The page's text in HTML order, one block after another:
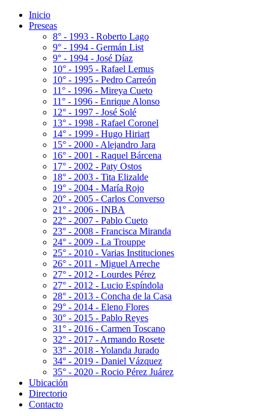
Inicio
Preseas
8° - 1993 - Roberto Lago
9° - 1994 - Germán List
9° - 1994 - José Díaz
10° - 1995 - Rafael Lemus
10° - 1995 - Pedro Carreón
11° - 1996 - Mireya Cueto
11° - 1996 - Enrique Alonso
12° - 1997 - José Solé
13° - 1998 - Rafael Coronel
14° - 1999 - Hugo Hiriart
15° - 2000 - Alejandro Jara
16° - 2001 - Raquel Bárcena
17° - 2002 - Paty Ostos
18° - 2003 - Tita Elizalde
19° - 2004 - María Rojo
20° - 2005 - Carlos Converso
21° - 2006 - INBA
22° - 2007 - Pablo Cueto
23° - 2008 - Francisca Miranda
24° - 2009 - La Trouppe
25° - 2010 - Varias Instituciones
26° - 2011 - Miguel Arreche
27° - 2012 - Lourdes Pérez
27° - 2012 - Lucio Espíndola
28° - 2013 - Concha de la Casa
29° - 2014 - Eleno Flores
30° - 2015 - Pablo Reyes
31° - 2016 - Carmen Toscano
32° - 2017 - Armando Rosete
33° - 2018 - Yolanda Jurado
34° - 2019 - Daniel Vázquez
35° - 2020 - Rocio Pérez Juárez
Ubicación
Directorio
Contacto